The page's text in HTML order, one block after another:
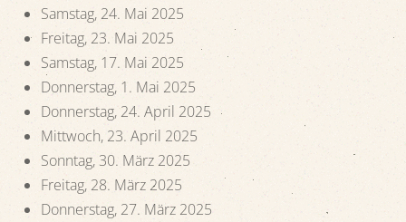
Samstag, 24. Mai 2025
Freitag, 23. Mai 2025
Samstag, 17. Mai 2025
Donnerstag, 1. Mai 2025
Donnerstag, 24. April 2025
Mittwoch, 23. April 2025
Sonntag, 30. März 2025
Freitag, 28. März 2025
Donnerstag, 27. März 2025